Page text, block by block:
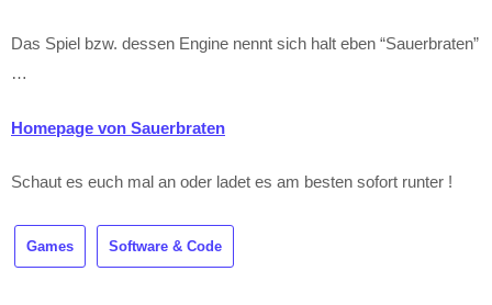
Das Spiel bzw. dessen Engine nennt sich halt eben “Sauerbraten”
…
Homepage von Sauerbraten
Schaut es euch mal an oder ladet es am besten sofort runter !
Games Software & Code